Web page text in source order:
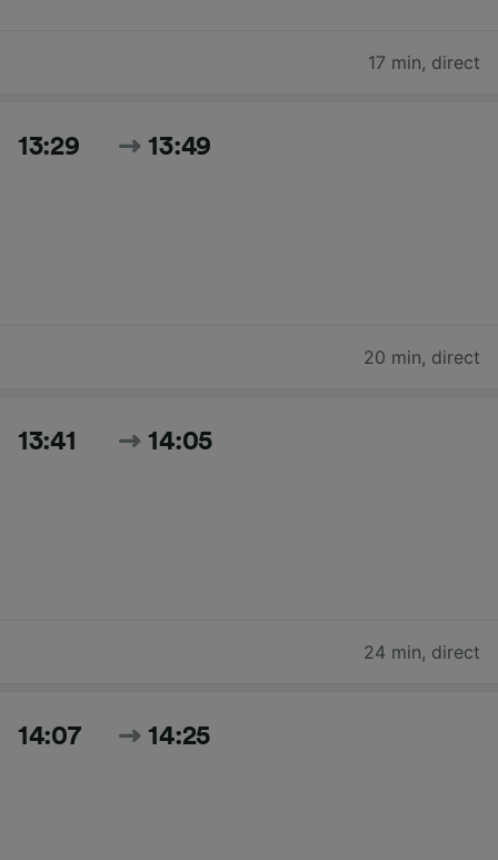
17 min, direct
13:29 13:49
20 min, direct
13:41 14:05
24 min, direct
14:07 14:25